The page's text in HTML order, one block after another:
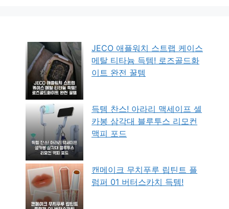
JECO 애플워치 스트랩 케이스
메탈 티타늄 득템! 로즈골드화
이트 완전 꿀템
득템 찬스! 아라리 맥세이프 셀
카봉 삼각대 블루투스 리모컨
맥피 포드
캔메이크 무치푸루 립틴트 플
럼퍼 01 버터스카치 득템!